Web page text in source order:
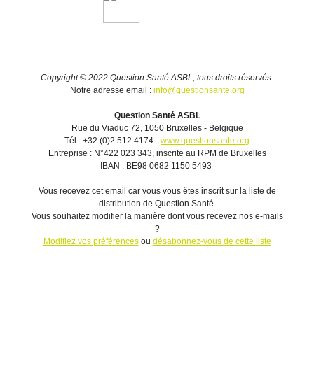
Copyright © 2022 Question Santé ASBL, tous droits réservés.
Notre adresse email : info@questionsante.org
Question Santé ASBL
Rue du Viaduc 72, 1050 Bruxelles - Belgique
Tél : +32 (0)2 512 4174 - www.questionsante.org
Entreprise : N°422 023 343, inscrite au RPM de Bruxelles
IBAN : BE98 0682 1150 5493
Vous recevez cet email car vous vous êtes inscrit sur la liste de
distribution de Question Santé.
Vous souhaitez modifier la manière dont vous recevez nos e-mails
?
Modifiez vos préférencesou désabonnez-vous de cette liste